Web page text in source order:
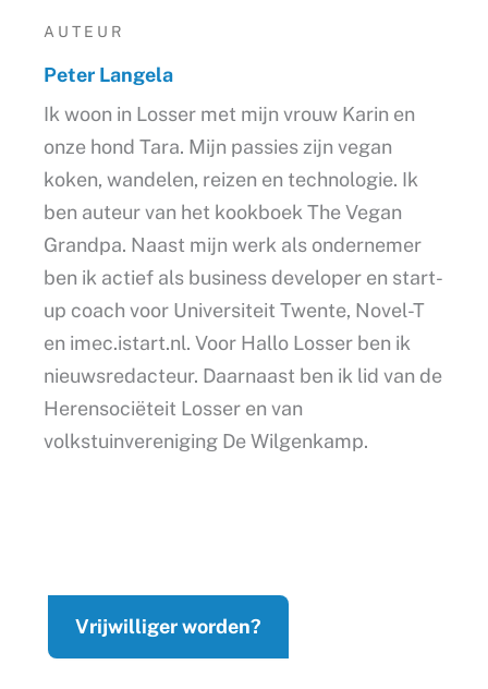
AUTEUR
Peter Langela
Ik woon in Losser met mijn vrouw Karin en
onze hond Tara. Mijn passies zijn vegan
koken, wandelen, reizen en technologie. Ik
ben auteur van het kookboek The Vegan
Grandpa. Naast mijn werk als ondernemer
ben ik actief als business developer en start-
up coach voor Universiteit Twente, Novel-T
en imec.istart.nl. Voor Hallo Losser ben ik
nieuwsredacteur. Daarnaast ben ik lid van de
Herensociëteit Losser en van
volkstuinvereniging De Wilgenkamp.
Vrijwilliger worden?